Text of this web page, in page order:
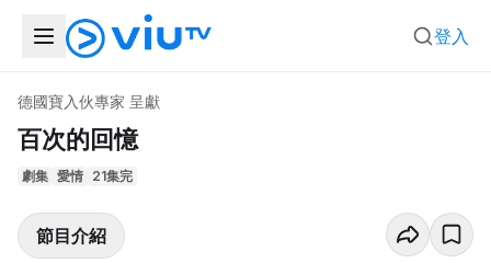
登入
德國寶入伙專家 呈獻
百次的回憶
劇集 愛情 21集完
節目介紹